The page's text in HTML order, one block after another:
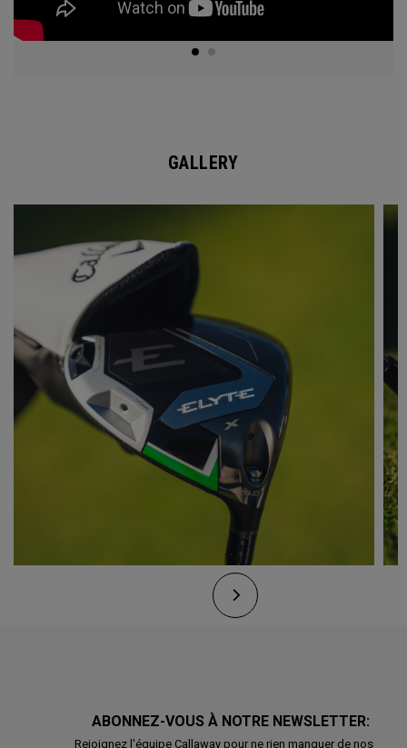
GALLERY
ABONNEZ-VOUS À NOTRE NEWSLETTER:
Rejoignez l'équipe Callaway pour ne rien manquer de nos